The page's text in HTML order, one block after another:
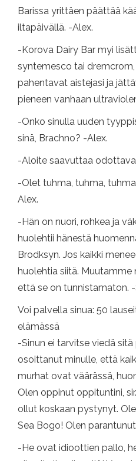
Barissa yrittäen päättää
iltapäivällä. -Alex.
-Korova Dairy Bar myi
syntemesco tai
pahentavat aistejasi ja
pieneen vanhaan
-Onko sinulla uuden
sinä, Brachno? -Alex.
-Aloite saavuttaa
-Olet tuhma, tuhma,
Alex.
-Hän on nuori, rohkea ja
huolehtii hänestä
Brodksyn. Jos kaikki
huolehtia siitä. Muutamme
että se on tunnistamaton. -
Voi palvella sinua: 50
elämässä
-Sinun ei tarvitse viedä
osoittanut minulle, että
murhat ovat väärässä,
Olen oppinut oppituntini,
ollut koskaan pystynyt.
Sea Bogo! Olen
-He ovat idioottien pallo,